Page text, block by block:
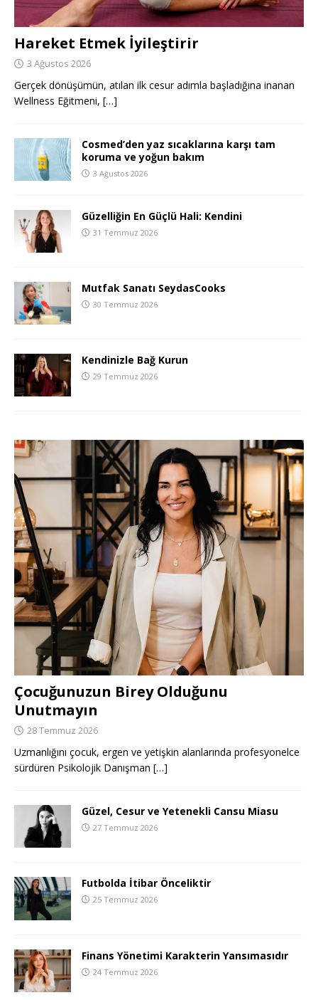
Hareket Etmek İyileştirir
3 Ağustos 2026
Gerçek dönüşümün, atılan ilk cesur adımla başladığına inanan
Wellness Eğitmeni, […]
Cosmed’den yaz sıcaklarına karşı tam
koruma ve yoğun bakım
3 Ağustos 2026
Güzelliğin En Güçlü Hali: Kendini
31 Temmuz 2026
Mutfak Sanatı SeydasCooks
30 Temmuz 2026
Kendinizle Bağ Kurun
29 Temmuz 2026
Çocuğunuzun Birey Olduğunu
Unutmayın
28 Temmuz 2026
Uzmanlığını çocuk, ergen ve yetişkin alanlarında profesyonelce
sürdüren Psikolojik Danışman […]
Güzel, Cesur ve Yetenekli Cansu Miasu
27 Temmuz 2026
Futbolda İtibar Önceliktir
25 Temmuz 2026
Finans Yönetimi Karakterin Yansımasıdır
24 Temmuz 2026